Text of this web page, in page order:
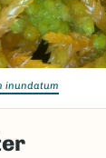
inundatum